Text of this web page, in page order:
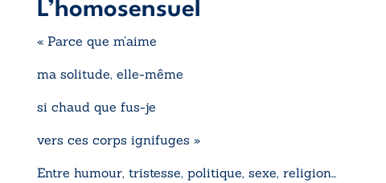
L’homosensuel
« Parce que m’aime
ma solitude, elle-même
si chaud que fus-je
vers ces corps ignifuges »
Entre humour, tristesse, politique, sexe, religion…